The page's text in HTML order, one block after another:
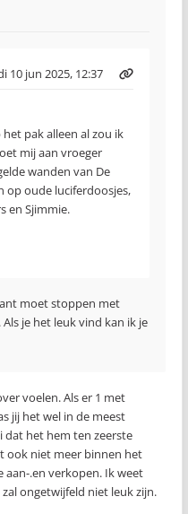
10 jun 2025, 12:37
pak alleen al zou ik
mij aan vroeger
wanden van De
op oude luciferdoosjes,
en Sjimmie.
moet stoppen met
. Als je het leuk vind kan ik je
voelen. Als er 1 met
jij het wel in de meest
dat het hem ten zeerste
ook niet meer binnen het
.en verkopen. Ik weet
ongetwijfeld niet leuk zijn.